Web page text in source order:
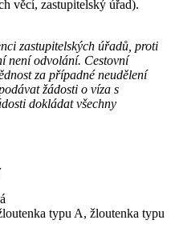
věcí, zastupitelský úřad).
zastupitelských úřadů, proti
není odvolání. Cestovní
za případné neudělení
žádosti o víza s
dokládat všechny
typu A, žloutenka typu